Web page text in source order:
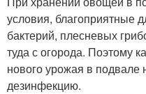
условия, благоприятные
бактерий, плесневых
туда с огорода. Поэтому
нового урожая в подвале
дезинфекцию.